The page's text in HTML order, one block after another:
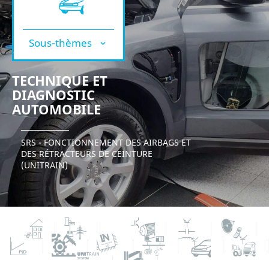
Sous-thèmes
TECHNIQUE ET
DIAGNOSTIC
AUTOMOBILE
SRS - FONCTIONNEMENT DES AIRBAGS ET
DES RÉTRACTEURS DE CEINTURE
(UNITRAIN)